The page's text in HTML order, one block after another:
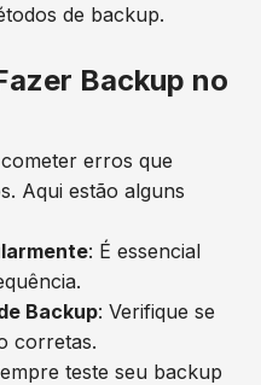
de backup.
Backup no
erros que
Aqui estão alguns
: É essencial
Backup: Verifique se
corretas.
teste seu backup